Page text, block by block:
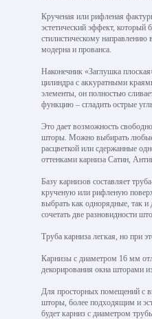
Крученая или рифленая
эстетический эффект, который
стилистическому направлению
модерна и прованса.
Наконечник «Заглушка
цилиндра с аккуратными
элементы, он полностью
функцию – сгладить острые
Это дает возможность
шторы. Можно выбирать любые
расцветкой или сдержанные
оттенками карниза Сатин,
Базу карнизов составляет
крученую или рифленую
выбрать как однорядные, так
сочетать две разновидности
Труба карниза легкая, но при
Карнизы с диаметром 16 мм
декорирования окна шторами
Для просторных помещений с
шторы, более подходящим и
будет карниз с диаметром